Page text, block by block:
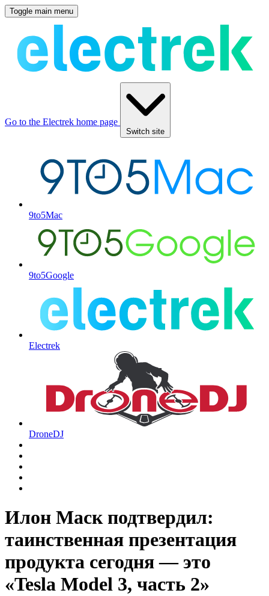
Toggle main menu
Go to the Electrek home page
Switch site
9to5Mac
9to5Google
Electrek
DroneDJ
Илон Маск подтвердил:
таинственная презентация
продукта сегодня — это
«Tesla Model 3, часть 2»